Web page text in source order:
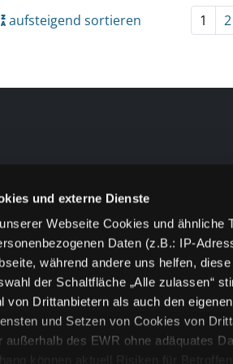
und externe Dienste
Webseite Cookies und ähnliche
Daten (z.B.: IP-
während andere uns helfen,
der Schaltfläche „Alle zulassen“
von Drittanbietern als auch den
und Setzen von Cookies von
außerhalb des EWR ohne adäquates
können aktuell Risiken für
aufsteigend sortieren 1 2